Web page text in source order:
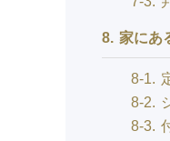
8 家にあ
8-1
8-2
8-3